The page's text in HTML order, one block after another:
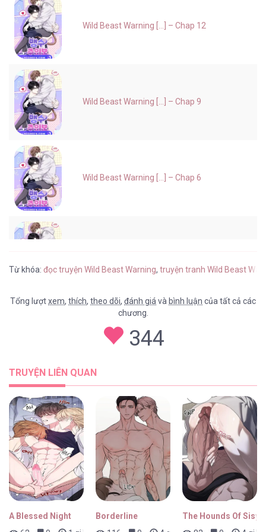
Wild Beast Warning [...] – Chap 12
Wild Beast Warning [...] – Chap 9
Wild Beast Warning [...] – Chap 6
Wild Beast Warning [...] – Chap 3
Từ khóa: đọc truyện Wild Beast Warning, truyện tranh Wild Beast
Tổng lượtxem, thích, theo dõi, đánh giá và bình luận của tất cả các
chương.
344
TRUYỆN LIÊN QUAN
A Blessed Night
Borderline
The Hounds Of